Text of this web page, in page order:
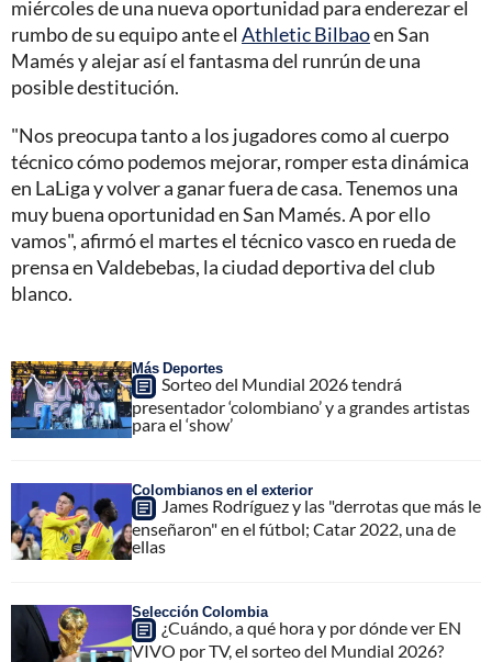
miércoles de una nueva oportunidad para enderezar el
rumbo de su equipo ante el Athletic Bilbaoen San
Mamés y alejar así el fantasma del runrún de una
posible destitución.
"Nos preocupa tanto a los jugadores como al cuerpo
técnico cómo podemos mejorar, romper esta dinámica
en LaLiga y volver a ganar fuera de casa. Tenemos una
muy buena oportunidad en San Mamés. A por ello
vamos", afirmó el martes el técnico vasco en rueda de
prensa en Valdebebas, la ciudad deportiva del club
blanco.
Más Deportes
Sorteo del Mundial 2026 tendrá
presentador ‘colombiano’ y a grandes artistas
para el ‘show’
Colombianos en el exterior
James Rodríguez y las "derrotas que más le
enseñaron" en el fútbol; Catar 2022, una de
ellas
Selección Colombia
¿Cuándo, a qué hora y por dónde ver EN
VIVO por TV, el sorteo del Mundial 2026?